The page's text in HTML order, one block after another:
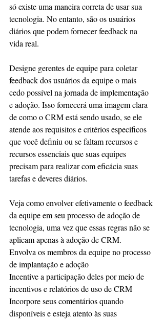
só existe uma maneira correta de usar sua
tecnologia. No entanto, são os usuários
diários que podem fornecer feedback na
vida real.
Designe gerentes de equipe para coletar
feedback dos usuários da equipe o mais
cedo possível na jornada de implementação
e adoção. Isso fornecerá uma imagem clara
de como o CRM está sendo usado, se ele
atende aos requisitos e critérios específicos
que você definiu ou se faltam recursos e
recursos essenciais que suas equipes
precisam para realizar com eficácia suas
tarefas e deveres diários.
Veja como envolver efetivamente o feedback
da equipe em seu processo de adoção de
tecnologia, uma vez que essas regras não se
aplicam apenas à adoção de CRM.
Envolva os membros da equipe no processo
de implantação e adoção
Incentive a participação deles por meio de
incentivos e relatórios de uso de CRM
Incorpore seus comentários quando
disponíveis e esteja atento às suas